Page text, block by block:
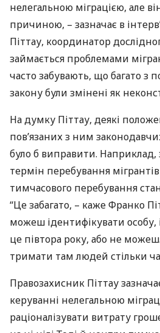
нелегальною міграцією, але
причиною, – зазначає в
Піттау, координатор
займається проблемами
часто забувають, що багато з
закону були змінені як
На думку Піттау, деякі
пов’язаних з ним
було б виправити.
термін перебування
тимчасового перебування
“Це забагато, – каже Франко
можеш ідентифікувати особу,
це півтора року, або не
тримати там людей стільки
Правозахисник Піттау
керуванні нелегальною
раціоналізувати витрату